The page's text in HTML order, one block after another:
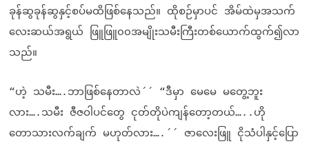
ခုန်ဆွခုန်ဆွနှင့်စပ်မထိဖြစ်နေသည်။ ထိုစဉ်မှာပင် အိမ်ထဲမှအသက်
လေးဆယ်အရွယ် ဖြူဖြူ၀၀အမျိုးသမီးကြီးတစ်ယောက်ထွက်၍လာ
သည်။
“ဟဲ့ သမီး….ဘာဖြစ်နေတာလဲ´´ “ဒီမှာ မေမေ မတွေ့ဘူး
လား….သမီး ဇီဇဝါပင်တွေ ငုတ်တိုပဲကျန်တော့တယ်…..ဟို
တောသားလက်ချက် မဟုတ်လား….´´ ဇာလေးဖြူ ငိုသံပါနှင့်ပြော